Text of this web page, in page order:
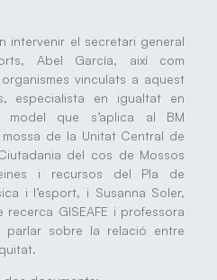
intervenir el secretari general
Abel García, així com
vinculats a aquest
especialista en igualtat en
model que s’aplica al BM
de la Unitat Central de
del cos de Mossos
i recursos del Pla de
i l’esport, i Susanna Soler,
GISEAFE i professora
parlar sobre la relació entre